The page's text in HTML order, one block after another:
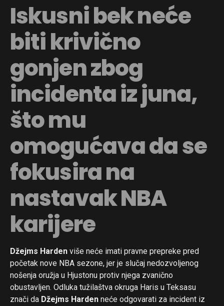
Iskusni bek neće
biti krivično
gonjen zbog
incidenta iz juna,
što mu
omogućava da se
fokusira na
nastavak NBA
karijere
Džejms Harden više neće imati pravne prepreke pred
početak nove NBA sezone, jer je slučaj nedozvoljenog
nošenja oružja u Hjustonu protiv njega zvanično
obustavljen. Odluka tužilaštva okruga Haris u Teksasu
znači da Džejms Harden neće odgovarati za incident iz